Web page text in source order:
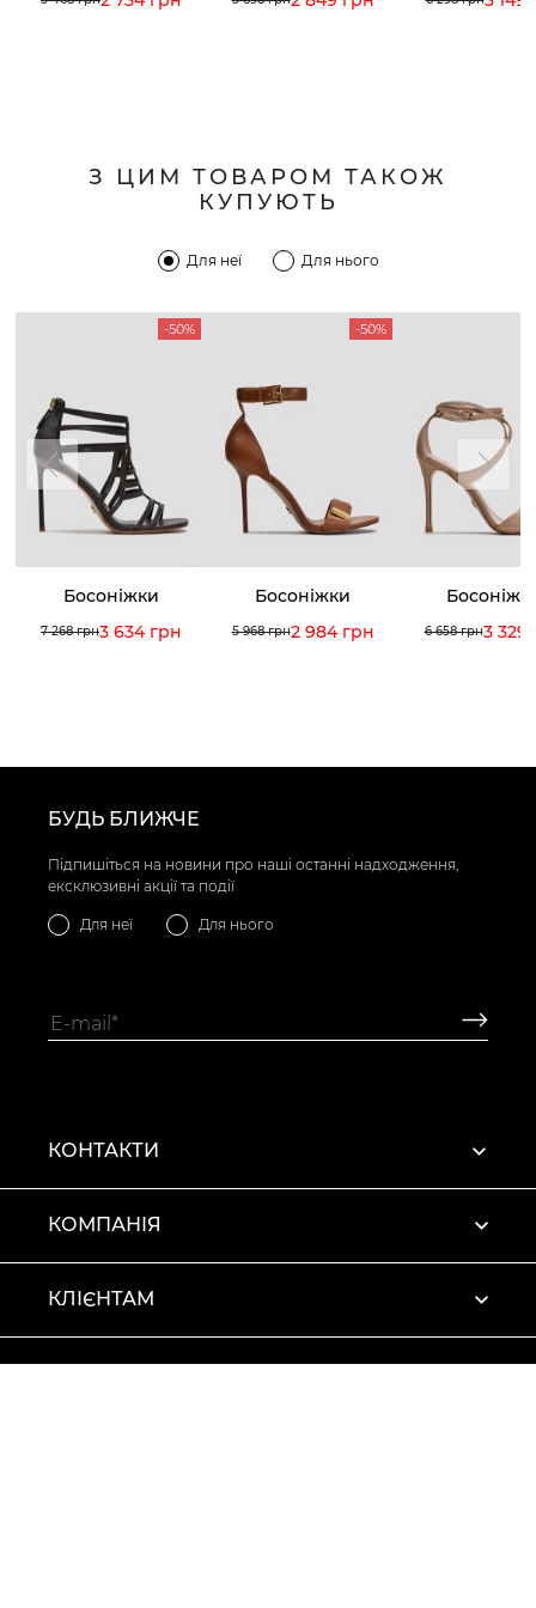
З ЦИМ ТОВАРОМ ТАКОЖ
КУПУЮТЬ
Для неї Для нього
-50%
Босоніжки
7 268 грн3 634 грн
-50%
Босоніжки
5 968 грн2 984 грн 6 658 грн3 329
БУДЬ БЛИЖЧЕ
Підпишіться на новини про наші останні надходження,
ексклюзивні акції та події
Для неї Для нього
КОНТАКТИ
КОМПАНІЯ
КЛІЄНТАМ